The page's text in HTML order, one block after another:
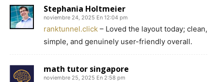
Stephania Holtmeier
noviembre 24, 2025 En 12:04 pm
ranktunnel.click – Loved the layout today; clean,
simple, and genuinely user-friendly overall.
math tutor singapore
noviembre 25, 2025 En 2:58 pm